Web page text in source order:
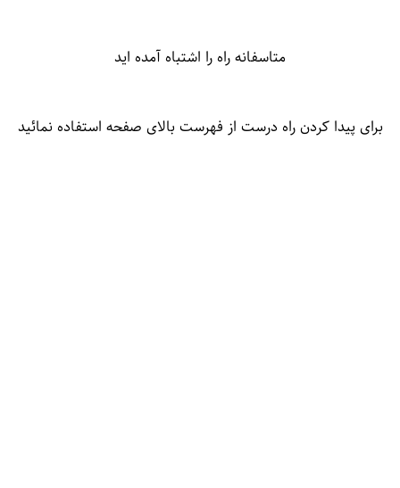
متاسفانه راه را اشتباه آمده اید
برای پیدا کردن راه درست از فهرست بالای صفحه استفاده نمائید